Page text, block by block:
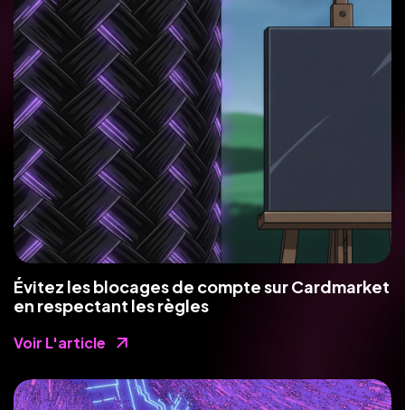
Évitez les blocages de compte sur Cardmarket
en respectant les règles
Voir L'article